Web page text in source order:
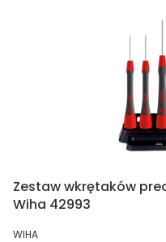
Zestaw wkrętaków
Wiha 42993
PRODUCENT
WIHA